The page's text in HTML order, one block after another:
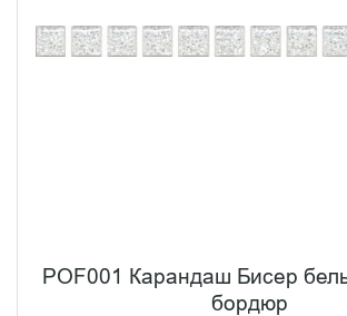
POF001 Карандаш Бисер
бордюр